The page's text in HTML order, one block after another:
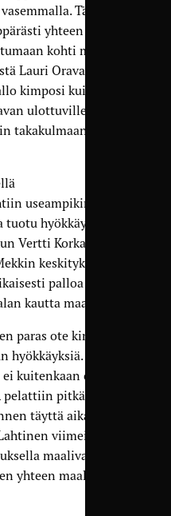
Tämä
yhteen Adam
kohti maalia.
Lauri Oravan, jonka
kimposi kuitenkin
ulottuville, ja tällä
takakulmaan muutti
useampikin Adam
hyökkäys.
Vertti Korkala juoksi
keskityksestä,
palloa
kautta maalin yli.
paras ote kirposi, ja
hyökkäyksiä.
kuitenkaan ollut
pelattiin pitkällä
täyttä aikaa. Tilaa
viimeisteli
maalivahdin
yhteen maaliin